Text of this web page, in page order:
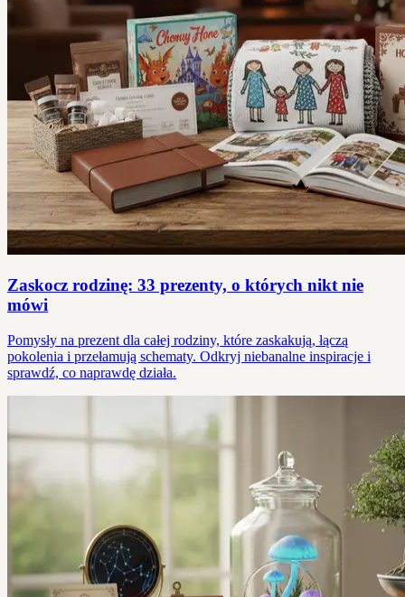
Zaskocz rodzinę: 33 prezenty, o których nikt nie
mówi
Pomysły na prezent dla całej rodziny, które zaskakują, łączą
pokolenia i przełamują schematy. Odkryj niebanalne inspiracje i
sprawdź, co naprawdę działa.